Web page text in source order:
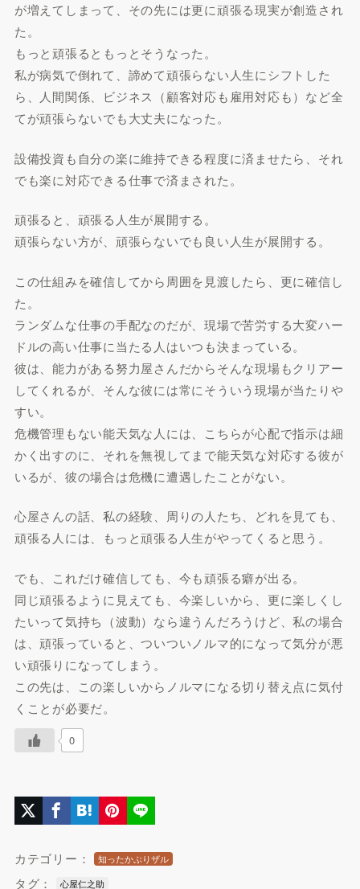
が増えてしまって、その先には更に頑張る現実が創造され
た。
もっと頑張るともっとそうなった。
私が病気で倒れて、諦めて頑張らない人生にシフトした
ら、人間関係、ビジネス（顧客対応も雇用対応も）など全
てが頑張らないでも大丈夫になった。
設備投資も自分の楽に維持できる程度に済ませたら、それ
でも楽に対応できる仕事で済まされた。
頑張ると、頑張る人生が展開する。
頑張らない方が、頑張らないでも良い人生が展開する。
この仕組みを確信してから周囲を見渡したら、更に確信し
た。
ランダムな仕事の手配なのだが、現場で苦労する大変ハー
ドルの高い仕事に当たる人はいつも決まっている。
彼は、能力がある努力屋さんだからそんな現場もクリアー
してくれるが、そんな彼には常にそういう現場が当たりや
すい。
危機管理もない能天気な人には、こちらが心配で指示は細
かく出すのに、それを無視してまで能天気な対応する彼が
いるが、彼の場合は危機に遭遇したことがない。
心屋さんの話、私の経験、周りの人たち、どれを見ても、
頑張る人には、もっと頑張る人生がやってくると思う。
でも、これだけ確信しても、今も頑張る癖が出る。
同じ頑張るように見えても、今楽しいから、更に楽しくし
たいって気持ち（波動）なら違うんだろうけど、私の場合
は、頑張っていると、ついついノルマ的になって気分が悪
い頑張りになってしまう。
この先は、この楽しいからノルマになる切り替え点に気付
くことが必要だ。
0
カテゴリー： 知ったかぶりザル
タグ： 心屋仁之助